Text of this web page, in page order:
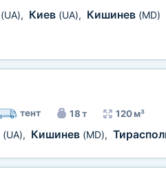
(UA), Киев (UA), Кишинев (MD)
тент 18 т 120 м³
(UA), Кишинев (MD),